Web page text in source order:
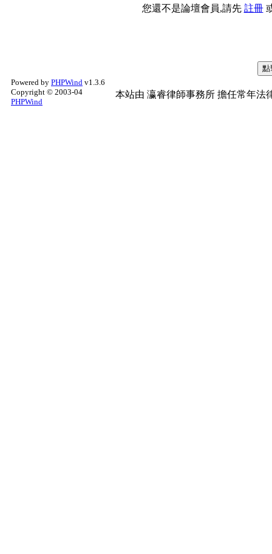
您還不是論壇會員,請先 註冊
Powered by PHPWind v1.3.6
Copyright © 2003-04
PHPWind
本站由 瀛睿律師事務所 擔任常年法